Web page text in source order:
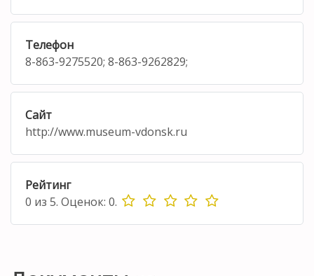
Телефон
8-863-9275520; 8-863-9262829;
Сайт
http://www.museum-vdonsk.ru
Рейтинг
0 из 5. Оценок: 0.